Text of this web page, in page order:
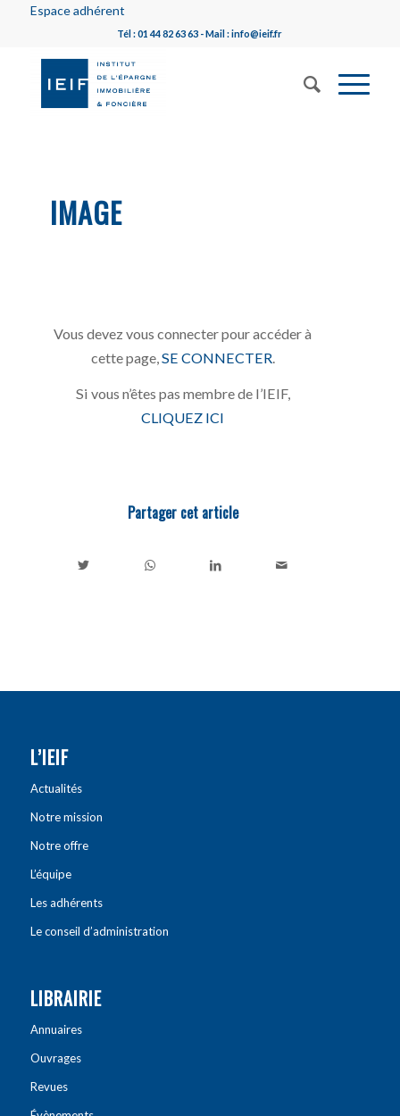
Espace adhérent
Tél : 01 44 82 63 63 - Mail : info@ieif.fr
IMAGE
Vous devez vous connecter pour accéder à
cette page, SE CONNECTER
Si vous n’êtes pas membre de l’IEIF,
CLIQUEZ ICI
Partager cet article
L’IEIF
Actualités
Notre mission
Notre offre
L’équipe
Les adhérents
Le conseil d’administration
LIBRAIRIE
Annuaires
Ouvrages
Revues